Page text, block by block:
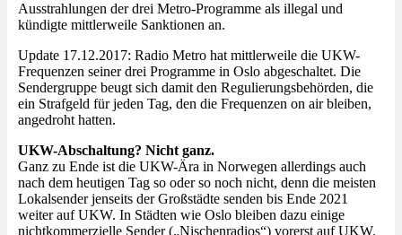
Ausstrahlungen der drei Metro-Programme als illegal und
kündigte mittlerweile Sanktionen an.
Update 17.12.2017: Radio Metro hat mittlerweile die UKW-
Frequenzen seiner drei Programme in Oslo abgeschaltet. Die
Sendergruppe beugt sich damit den Regulierungsbehörden, die
ein Strafgeld für jeden Tag, den die Frequenzen on air bleiben,
angedroht hatten.
UKW-Abschaltung? Nicht ganz.
Ganz zu Ende ist die UKW-Ära in Norwegen allerdings auch
nach dem heutigen Tag so oder so noch nicht, denn die meisten
Lokalsender jenseits der Großstädte senden bis Ende 2021
weiter auf UKW. In Städten wie Oslo bleiben dazu einige
nichtkommerzielle Sender („Nischenradios“) vorerst auf UKW.